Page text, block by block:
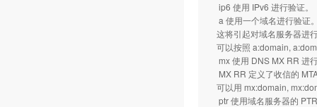
ip6 使用 IPv6 进行验证。
a 使用一个域名进行验证
这将引起对域名服务器进
可以按照 a:domain,
mx 使用 DNS MX RR 进
MX RR 定义了收信的 MTA
可以用 mx:domain,
ptr 使用域名服务器的 PTR